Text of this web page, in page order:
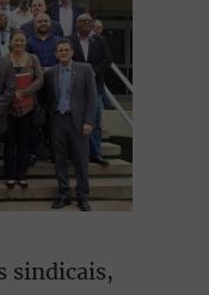
sindicais,